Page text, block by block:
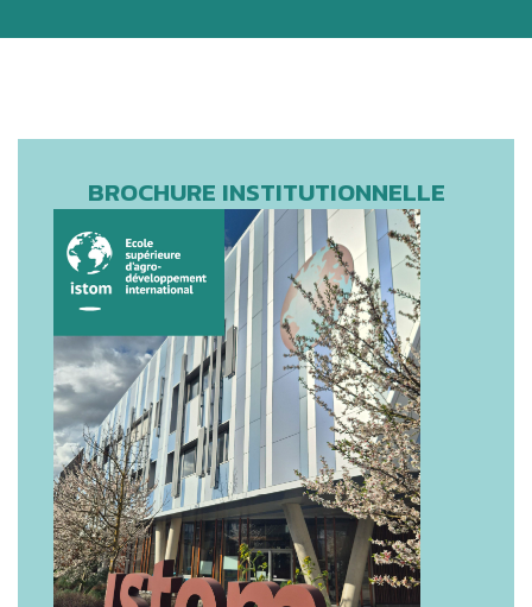
BROCHURE INSTITUTIONNELLE